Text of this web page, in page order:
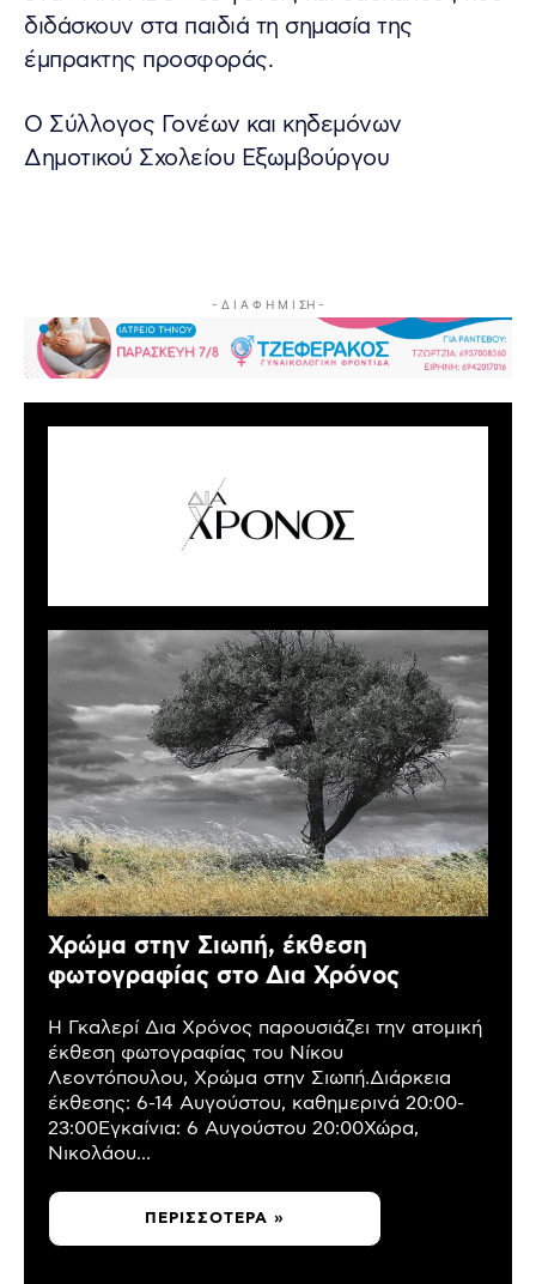
διδάσκουν στα παιδιά τη σημασία της
έμπρακτης προσφοράς.
Ο Σύλλογος Γονέων και κηδεμόνων
Δημοτικού Σχολείου Εξωμβούργου
- Δ Ι Α Φ Η Μ Ι ΣΗ -
Χρώμα στην Σιωπή, έκθεση
φωτογραφίας στο Δια Χρόνος
Η Γκαλερί Δια Χρόνος παρουσιάζει την ατομική
έκθεση φωτογραφίας του Νίκου
Λεοντόπουλου, Χρώμα στην Σιωπή.Διάρκεια
έκθεσης: 6-14 Αυγούστου, καθημερινά 20:00-
23:00Εγκαίνια: 6 Αυγούστου 20:00Χώρα,
Νικολάου...
ΠΕΡΙΣΣΌΤΕΡΑ »